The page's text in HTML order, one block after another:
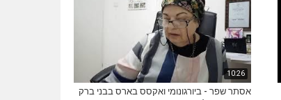
10:26
אסתר שפר - ביורגונומי ואקסס בארס בבני ברק